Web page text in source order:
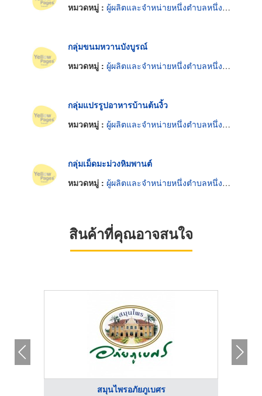
หมวดหมู่ : ผู้ผลิตและจำหน่ายหนึ่งตำบลหนึ่งผลิตภัณฑ์
กลุ่มขนมหวานบังบูรณ์
หมวดหมู่ : ผู้ผลิตและจำหน่ายหนึ่งตำบลหนึ่งผลิตภัณฑ์
กลุ่มแปรรูปอาหารบ้านต้นงิ้ว
หมวดหมู่ : ผู้ผลิตและจำหน่ายหนึ่งตำบลหนึ่งผลิตภัณฑ์
กลุ่มเม็ดมะม่วงหิมพานต์
หมวดหมู่ : ผู้ผลิตและจำหน่ายหนึ่งตำบลหนึ่งผลิตภัณฑ์
สินค้าที่คุณอาจสนใจ
สมุนไพรอภัยภูเบศร